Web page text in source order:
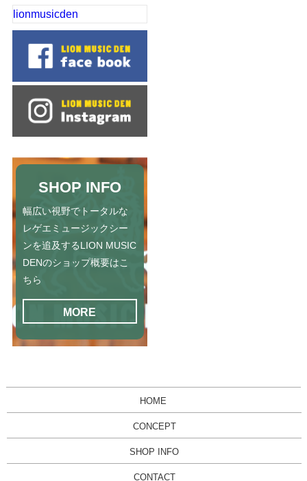
lionmusicden
SHOP INFO
幅広い視野でトータルな
レゲエミュージックシー
ンを追及するLION MUSIC
DENのショップ概要はこ
ちら
MORE
HOME
CONCEPT
SHOP INFO
CONTACT